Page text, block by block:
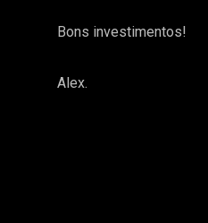
Bons investimentos!
Alex.